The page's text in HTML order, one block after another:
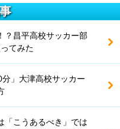
？昌平高校サッカー部
てみた
分」大津高校サッカー
「こうあるべき」では